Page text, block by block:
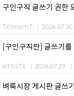
구인구직 글쓰기 권한
TXSmartIT | 2026.07.30
[구인구직란] 글쓰기
HTNSTX | 2026.07.29 |
벼룩시장 게시판 글쓰